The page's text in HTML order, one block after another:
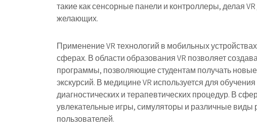
такие как сенсорные панели и контроллеры, делая
желающих.
Применение VR технологий в мобильных
сферах. В области образования VR позволяет
программы, позволяющие студентам получать
экскурсий. В медицине VR используется для
диагностических и терапевтических процедур. В
увлекательные игры, симуляторы и различные виды
пользователей.